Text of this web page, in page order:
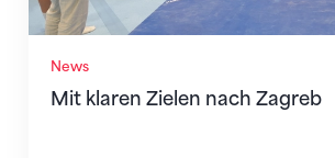
News
Mit klaren Zielen nach Zagreb